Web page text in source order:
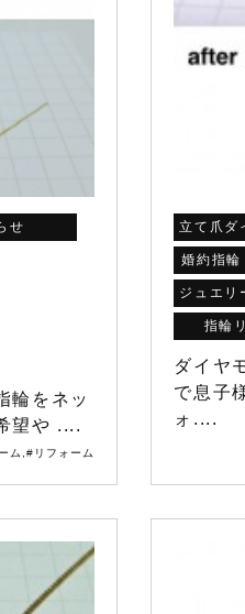
せ
輪をネッ
望や ....
ム ,#リフォーム
立て爪ダ
婚約指
ジュエ
指輪
ダイヤ
で息子
ォ....